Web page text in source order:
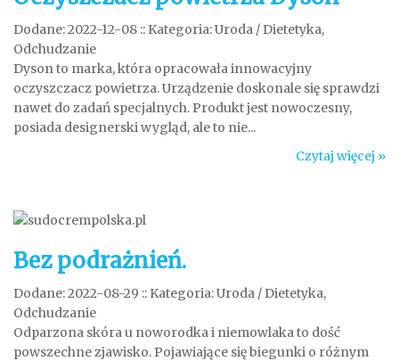
Dodane: 2022-12-08 :: Kategoria: Uroda / Dietetyka,
Odchudzanie
Dyson to marka, która opracowała innowacyjny
oczyszczacz powietrza. Urządzenie doskonale się sprawdzi
nawet do zadań specjalnych. Produkt jest nowoczesny,
posiada designerski wygląd, ale to nie...
Czytaj więcej »
Bez podrażnień.
Dodane: 2022-08-29 :: Kategoria: Uroda / Dietetyka,
Odchudzanie
Odparzona skóra u noworodka i niemowlaka to dość
powszechne zjawisko. Pojawiające się biegunki o różnym